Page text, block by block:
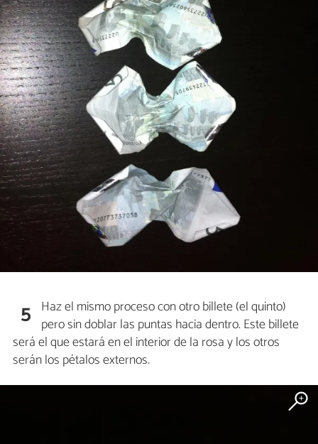
5 Haz el mismo proceso con otro billete (el quinto)
pero sin doblar las puntas hacia dentro. Este billete
será el que estará en el interior de la rosa y los otros
serán los pétalos externos.